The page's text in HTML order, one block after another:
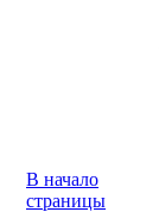
В начало
страницы